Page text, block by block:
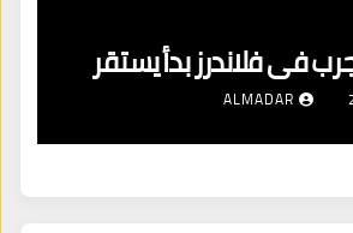
إصابات سرطان الرئة تزداد في